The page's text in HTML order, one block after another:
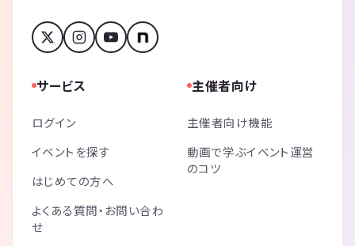
サービス
ログイン
イベントを探す
はじめての方へ
よくある質問・お問い合わ
せ
主催者向け
主催者向け機能
動画で学ぶイベント運営
のコツ